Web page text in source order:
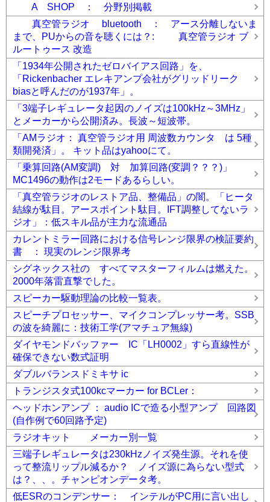
A SHOP ： 分野別掲載
真空管ラジオ bluetooth ： アース分離しないま
まで、PUからの音を聴くには？: 真空管ラジオ ブ
ルートゥース 改造
「1934年公開されたゼロバイアス回路」を、
「Rickenbacher エレキアンプ会社がグリッドリーク
biasと呼んだのが1937年」。
「3端子レギュレータ起因のノイズは100kHz～3MHz」
とメーカーから公開済み。長波～短波帯。
「AMラジオ： 真空管ラジオ用 周波数カウンタ は 5種
類開発済」。 キット品はyahooにて。
「乗算回路(AM変調) 対 加算回路(変調？？？)」
MC1496の動作は2モードあるらしい。
「真空管ラジオのレストア品、整備品」の闇。「ヒータ
結線が駄目。アースポイント駄目。IFT調整してないラ
ジオ」：低スキル品が主力な流通品
カレントミラー回路における信号レンジ限界の検証要約
書 ： 現実のレンジ限界考
シグネックス社の すべてマスターフィルムは燃えた。
2000年落雷直撃でした。
スピーカー駆動理論の比較一覧表。
スピーチプロセッサー、マイクコンプレッサー考。SSB
の波を綺麗に：技術工学(アマチュア無線)
ダイヤモンドバッファー IC「LH0002」すら直線性が
確保できない数式証明
ダブルバランスドミキサ ic
トランジスタ式100kcマーカー for BCLer：
ヘッドホンアンプ ： audio ICで造る小型アンプ 回路図
(自作例で60回路予定)
ラジオキット メーカー別一覧
三端子レギュレータは230kHzノイズ発生源。それを使
って整流リップル減るか？ ノイズ源に為らない型式
は？、、。チャンピオンデータ考。
低ESRのコンデンサー： インテルがPC用に言い出し